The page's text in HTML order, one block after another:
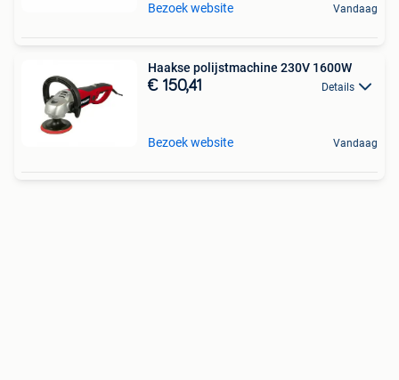
Bezoek website Vandaag
Haakse polijstmachine 230V 1600W
€ 150,41 Details
Bezoek website Vandaag